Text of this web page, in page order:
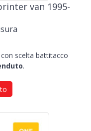
van 1995-
con scelta battitacco
.